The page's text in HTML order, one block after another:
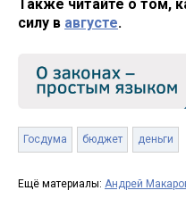
Также читайте о том,
силу в августе.
Госдума бюджет деньги
Ещё материалы: Андрей